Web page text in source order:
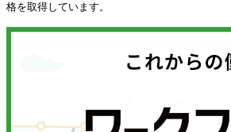
格を取得しています。